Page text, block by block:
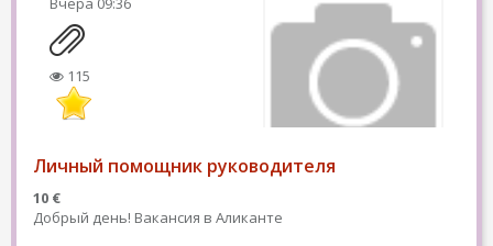
115
Личный помощник руководителя
10 €
Добрый день! Вакансия в Аликанте